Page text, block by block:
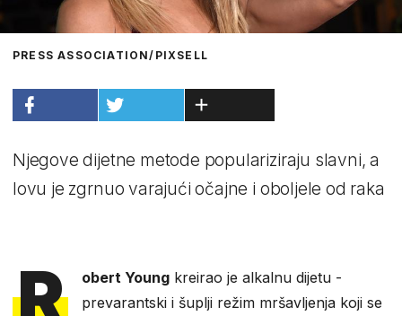
PRESS ASSOCIATION/PIXSELL
Njegove dijetne metode populariziraju slavni, a
lovu je zgrnuo varajući očajne i oboljele od raka
R obert Young kreirao je alkalnu dijetu -
prevarantski i šuplji režim mršavljenja koji se